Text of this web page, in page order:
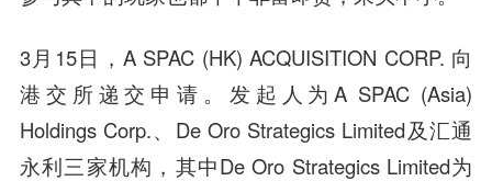
3月15日，A SPAC (HK) ACQUISITION CORP. 向
港交所递交申请。发起人为A SPAC (Asia)
Holdings Corp.、De Oro Strategics Limited及汇通
永利三家机构，其中De Oro Strategics Limited为